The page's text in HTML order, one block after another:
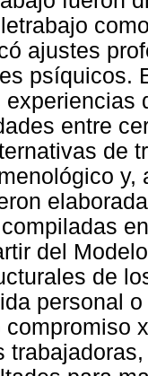
ajustes
psíquicos.
experiencias
entre
de
del
de
personal
compromiso